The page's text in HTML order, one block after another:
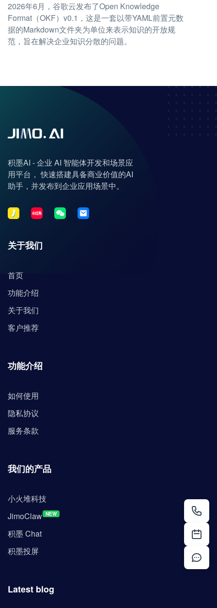
2026年6月，谷歌云发布了Open Knowledge
Format（OKF）v0.1，这是一套以带YAML前置元数
据的Markdown文件夹为单位来表示知识的开放规
范，旨在解决企业知识分散的问题。
积墨AI - 企业 AI 智能体开发和场景应
用平台， 快速搭建具备商业价值的AI
助手，并发布到企业应用场景中。
关于我们
首页
功能介绍
关于我们
客户推荐
功能介绍
如何使用
隐私协议
服务条款
我们的产品
小火堆科技
JimoClaw NEW
积墨 Chat
积墨投屏
Latest blog